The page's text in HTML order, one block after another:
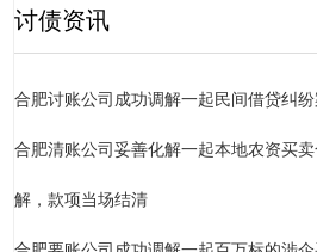
讨债资讯
合肥讨账公司成功调解一起民间借贷纠
合肥清账公司妥善化解一起本地农资买
解，款项当场结清